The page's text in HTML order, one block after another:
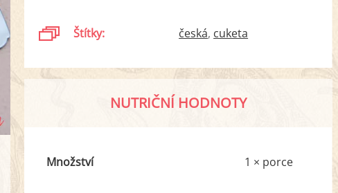
Štítky: česká cuketa
NUTRIČNÍ HODNOTY
Množství 1 × porce